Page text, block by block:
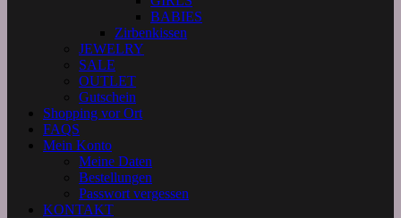
BABIES
Zirbenkissen
JEWELRY
SALE
OUTLET
Gutschein
Shopping vor Ort
FAQS
Mein Konto
Meine Daten
Bestellungen
Passwort vergessen
KONTAKT